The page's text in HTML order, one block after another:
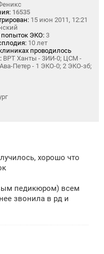
16535
15 июн 2011, 12:21
попыток ЭКО: 3
10 лет
проводилось
ВРТ Ханты - 3ИИ-0; ЦСМ -
Петер - 1 ЭКО-0; 2 ЭКО-зб;
хорошо что
педикюром) всем
звонила в рд и